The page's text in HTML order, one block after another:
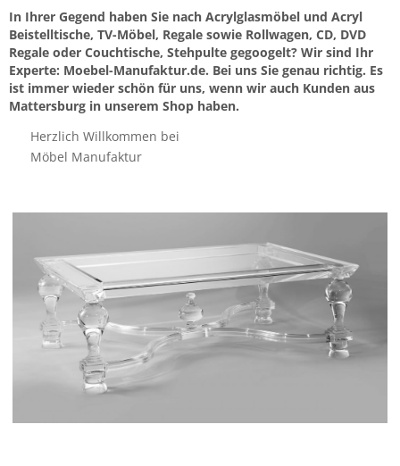
In Ihrer Gegend haben Sie nach Acrylglasmöbel und Acryl
Beistelltische, TV-Möbel, Regale sowie Rollwagen, CD, DVD
Regale oder Couchtische, Stehpulte gegoogelt? Wir sind Ihr
Experte: Moebel-Manufaktur.de. Bei uns Sie genau richtig. Es
ist immer wieder schön für uns, wenn wir auch Kunden aus
Mattersburg in unserem Shop haben.
Herzlich Willkommen bei
Möbel Manufaktur